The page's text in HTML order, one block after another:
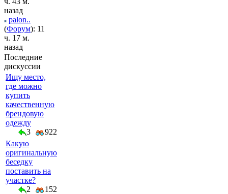
назад
palon..
(Форум): 11
ч. 17 м.
назад
Последние
дискуссии
Ищу место,
где можно
купить
качественную
брендовую
одежду
3
922
Какую
оригинальную
беседку
поставить на
участке?
2
152